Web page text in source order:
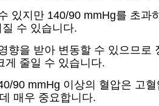
있지만 140/90 mmHg를 초
수 있습니다.
을 받아 변동할 수 있으므
게 줄일 수 있습니다.
90 mmHg 이상의 혈압은 고
매우 중요합니다.